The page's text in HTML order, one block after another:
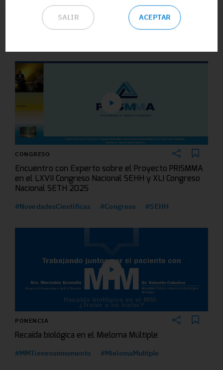
SALIR ACEPTAR
CONGRESO
Encuentro con Experto sobre el Proyecto PRISMMA
en el LXVII Congreso Nacional SEHH y XLI Congreso
Nacional SETH 2025
#NovedadesCientificas #Congreso #SEHH
PONENCIA
Recaída biológica en el Mieloma Múltiple
#MMTienesunmomento #MielomaMultiple